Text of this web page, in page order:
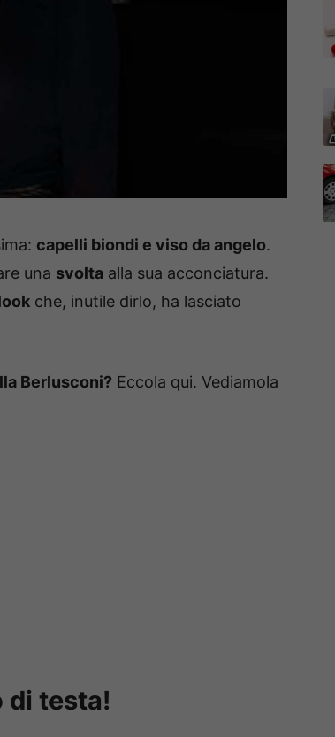
capelli biondi e viso da angelo.
una svolta alla sua acconciatura.
che, inutile dirlo, ha lasciato
Berlusconi? Eccola qui. Vediamola
di testa!